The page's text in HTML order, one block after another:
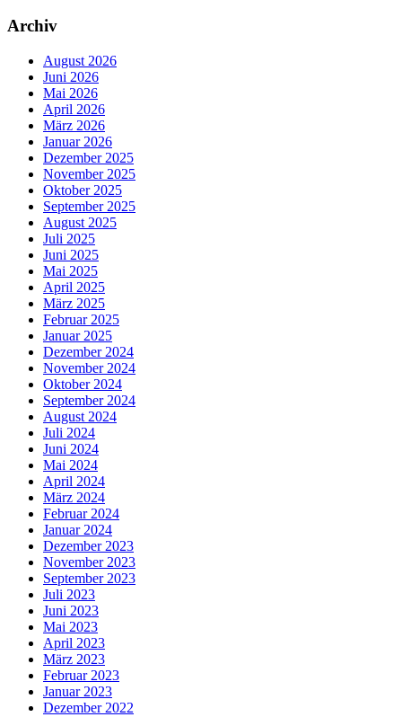
Archiv
August 2026
Juni 2026
Mai 2026
April 2026
März 2026
Januar 2026
Dezember 2025
November 2025
Oktober 2025
September 2025
August 2025
Juli 2025
Juni 2025
Mai 2025
April 2025
März 2025
Februar 2025
Januar 2025
Dezember 2024
November 2024
Oktober 2024
September 2024
August 2024
Juli 2024
Juni 2024
Mai 2024
April 2024
März 2024
Februar 2024
Januar 2024
Dezember 2023
November 2023
September 2023
Juli 2023
Juni 2023
Mai 2023
April 2023
März 2023
Februar 2023
Januar 2023
Dezember 2022